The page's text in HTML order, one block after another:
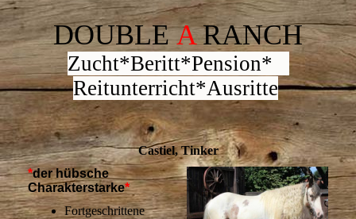
DOUBLEARANCH
Zucht*Beritt*Pension*
Reitunterricht*Ausritte
Castiel, Tinker
*der hübsche
Charakterstarke*
Fortgeschrittene